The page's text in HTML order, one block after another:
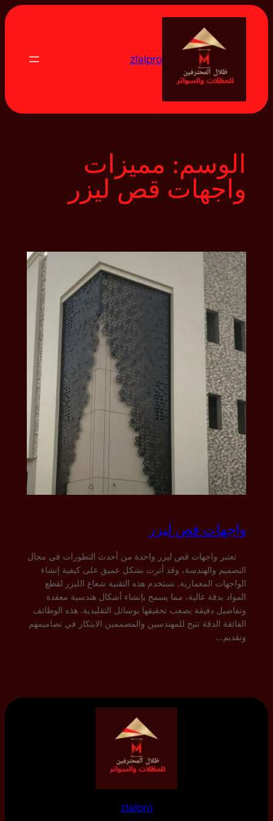
تخطى
zlalpro
الوسم: مميزات
واجهات قص ليزر
واجهات قص ليزر
تعتبر واجهات قص ليزر واحدة من أحدث التطورات في مجال
التصميم والهندسة، وقد أثرت بشكل عميق على كيفية إنشاء
الواجهات المعمارية. تستخدم هذه التقنية شعاع الليزر لقطع
المواد بدقة عالية، مما يسمح بإنشاء أشكال هندسية معقدة
وتفاصيل دقيقة يصعب تحقيقها بوسائل التقليدية. هذه الوظائف
الفائقة الدقة تتيح للمهندسين والمصممين الابتكار في تصاميمهم
وتقديم…
zlalpro